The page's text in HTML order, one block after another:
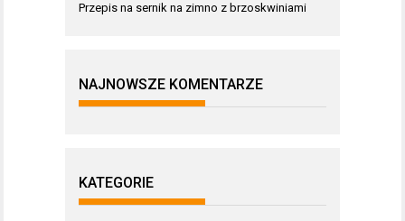
Przepis na sernik na zimno z brzoskwiniami
NAJNOWSZE KOMENTARZE
KATEGORIE